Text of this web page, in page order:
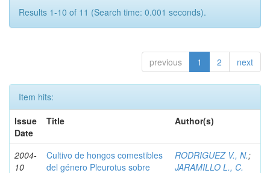
Results 1-10 of 11 (Search time: 0.001 seconds).
previous 1 2 next
Item hits:
Issue
Date
Title Author(s)
2004-
10
Cultivo de hongos comestibles
del género Pleurotus sobre
RODRIGUEZ V., N.;
JARAMILLO L., C.